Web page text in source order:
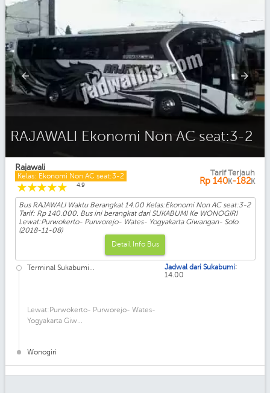
RAJAWALI Eksekutif AC seat:2-2
Rajawali
Kelas: Ekonomi Non AC seat:3-2
☆
☆
☆
☆
☆ 4.9
Tarif Terjauh
Rp 140K-182K
Bus RAJAWALI Waktu Berangkat 14.00 Kelas:Ekonomi Non AC seat:3-2
Tarif: Rp 140.000. Bus ini berangkat dari SUKABUMI Ke WONOGIRI
Lewat:Purwokerto- Purworejo- Wates- Yogyakarta Giwangan- Solo.
(2018-11-08)
Detail Info Bus
Terminal Sukabumi...
Lewat:Purwokerto- Purworejo- Wates-
Yogyakarta Giw...
Wonogiri
Jadwal dari Sukabumi:
14.00